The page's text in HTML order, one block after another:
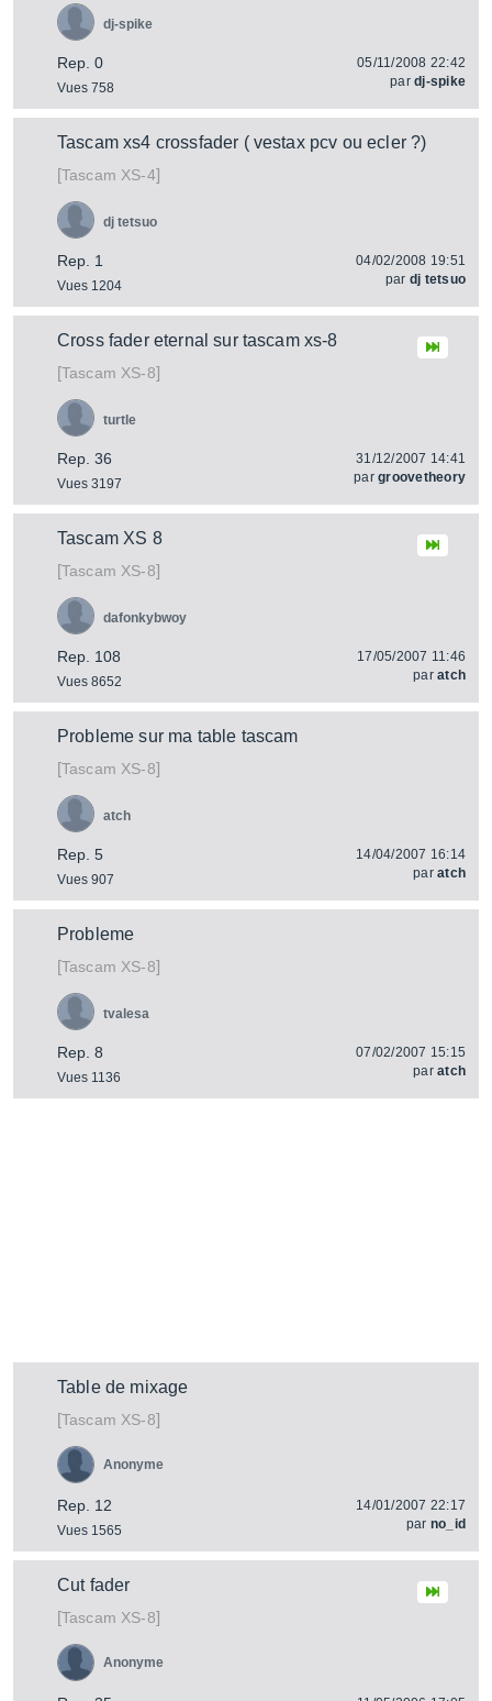
Rep. 0
Vues 758
dj-spike
05/11/2008 22:42
pardj-spike
Tascam xs4 crossfader ( vestax pcv ou ecler ?)
[Tascam XS-4]
Rep. 1
Vues 1204
dj tetsuo
04/02/2008 19:51
par dj tetsuo
Cross fader eternal sur tascam xs-8
[Tascam XS-8]
Rep. 36
Vues 3197
turtle
31/12/2007 14:41
pargroovetheory
Tascam XS 8
[Tascam XS-8]
Rep. 108
Vues 8652
dafonkybwoy
17/05/2007 11:46
paratch
Probleme sur ma table tascam
[Tascam XS-8]
Rep. 5
Vues 907
atch
14/04/2007 16:14
paratch
Probleme
[Tascam XS-8]
Rep. 8
Vues 1136
tvalesa
07/02/2007 15:15
paratch
Table de mixage
[Tascam XS-8]
Rep. 12
Vues 1565
Anonyme
14/01/2007 22:17
par no_id
Cut fader
[Tascam XS-8]
Anonyme